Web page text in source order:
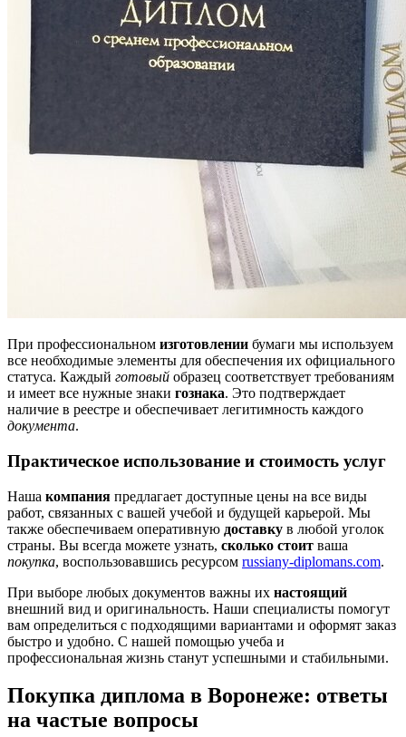
При профессиональном изготовлении бумаги мы используем
все необходимые элементы для обеспечения их официального
статуса. Каждый готовый образец соответствует требованиям
и имеет все нужные знаки гознака. Это подтверждает
наличие в реестре и обеспечивает легитимность каждого
документа.
Практическое использование и стоимость услуг
Наша компания предлагает доступные цены на все виды
работ, связанных с вашей учебой и будущей карьерой. Мы
также обеспечиваем оперативную доставку в любой уголок
страны. Вы всегда можете узнать, сколько стоит ваша
покупка, воспользовавшись ресурсом russiany-diplomans.com.
При выборе любых документов важны их настоящий
внешний вид и оригинальность. Наши специалисты помогут
вам определиться с подходящими вариантами и оформят заказ
быстро и удобно. С нашей помощью учеба и
профессиональная жизнь станут успешными и стабильными.
Покупка диплома в Воронеже: ответы
на частые вопросы